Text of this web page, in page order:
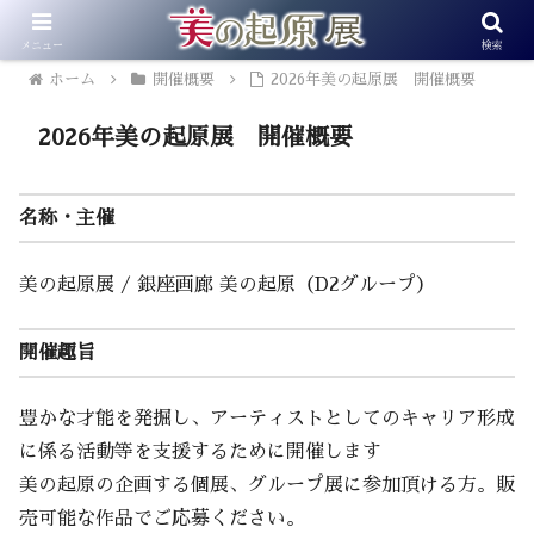
ホーム 開催概要 2026年美の起原展 開催概要
2026年美の起原展 開催概要
名称・主催
美の起原展 / 銀座画廊 美の起原（D2グループ）
開催趣旨
豊かな才能を発掘し、アーティストとしてのキャリア形成
に係る活動等を支援するために開催します
美の起原の企画する個展、グループ展に参加頂ける方。販
売可能な作品でご応募ください。
メニュー 検索